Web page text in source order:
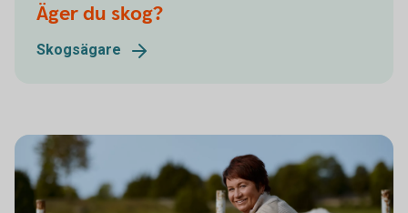
Äger du skog?
Skogsägare